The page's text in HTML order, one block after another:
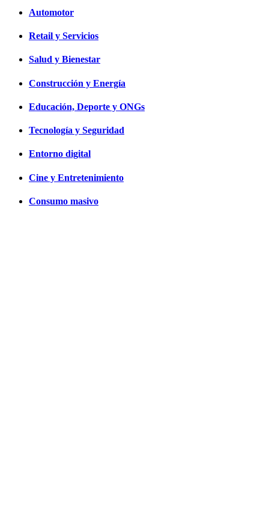
Automotor
Retail y Servicios
Salud y Bienestar
Construcción y Energía
Educación, Deporte y ONGs
Tecnología y Seguridad
Entorno digital
Cine y Entretenimiento
Consumo masivo